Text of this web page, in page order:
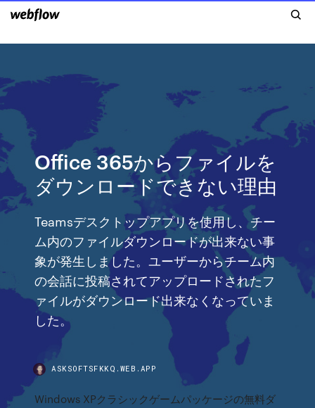
Office 365からファイルを
ダウンロードできない理由
Teamsデスクトップアプリを使用し、チー
ム内のファイルダウンロードが出来ない事
象が発生しました。ユーザーからチーム内
の会話に投稿されてアップロードされたフ
ァイルがダウンロード出来なくなっていま
した。
ASKSOFTSFKKQ.WEB.APP
Windows XPクラシックゲームパッケージの無料ダ